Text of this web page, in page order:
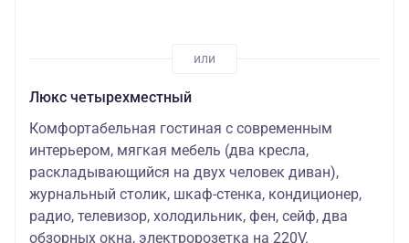
Люкс четырехместный
Комфортабельная гостиная с современным
интерьером, мягкая мебель (два кресла,
раскладывающийся на двух человек диван),
журнальный столик, шкаф-стенка, кондиционер,
радио, телевизор, холодильник, фен, сейф, два
обзорных окна, электророзетка на 220V.